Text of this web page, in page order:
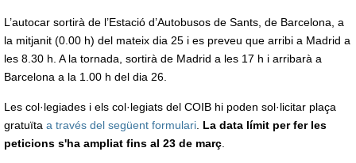
L’autocar sortirà de l’Estació d’Autobusos de Sants, de Barcelona, a
la mitjanit (0.00 h) del mateix dia 25 i es preveu que arribi a Madrid a
les 8.30 h. A la tornada, sortirà de Madrid a les 17 h i arribarà a
Barcelona a la 1.00 h del dia 26.
Les col·legiades i els col·legiats del COIB hi poden sol·licitar plaça
gratuïta a través del següent formulari. La data límit per fer les
peticions s'ha ampliat fins al 23 de març.